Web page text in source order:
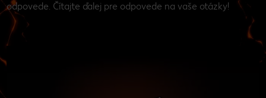
odpovede. Čítajte ďalej pre odpovede na vaše otázky!